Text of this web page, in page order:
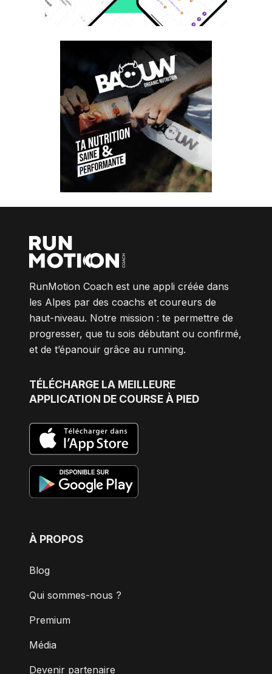
RunMotion Coach est une appli créée dans
les Alpes par des coachs et coureurs de
haut-niveau. Notre mission : te permettre de
progresser, que tu sois débutant ou confirmé,
et de t’épanouir grâce au running.
TÉLÉCHARGE LA MEILLEURE
APPLICATION DE COURSE À PIED
À PROPOS
Blog
Qui sommes-nous ?
Premium
Média
Devenir partenaire